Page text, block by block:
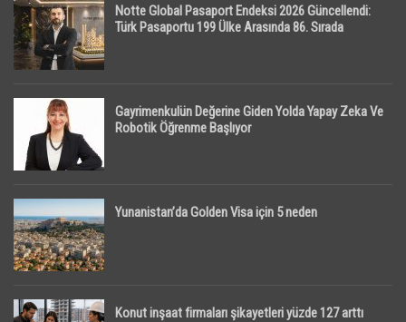
Notte Global Pasaport Endeksi 2026 Güncellendi:
Türk Pasaportu 199 Ülke Arasında 86. Sırada
Gayrimenkulün Değerine Giden Yolda Yapay Zeka Ve
Robotik Öğrenme Başlıyor
Yunanistan’da Golden Visa için 5 neden
Konut inşaat firmaları şikayetleri yüzde 127 arttı